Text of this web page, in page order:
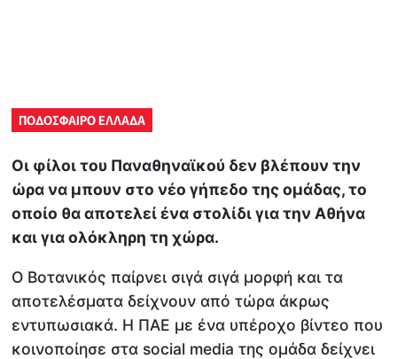
ΠΟΔΟΣΦΑΙΡΟ ΕΛΛΑΔΑ
Οι φίλοι του Παναθηναϊκού δεν βλέπουν την
ώρα να μπουν στο νέο γήπεδο της ομάδας, το
οποίο θα αποτελεί ένα στολίδι για την Αθήνα
και για ολόκληρη τη χώρα.
Ο Βοτανικός παίρνει σιγά σιγά μορφή και τα
αποτελέσματα δείχνουν από τώρα άκρως
εντυπωσιακά. Η ΠΑΕ με ένα υπέροχο βίντεο που
κοινοποίησε στα social media της ομάδα δείχνει